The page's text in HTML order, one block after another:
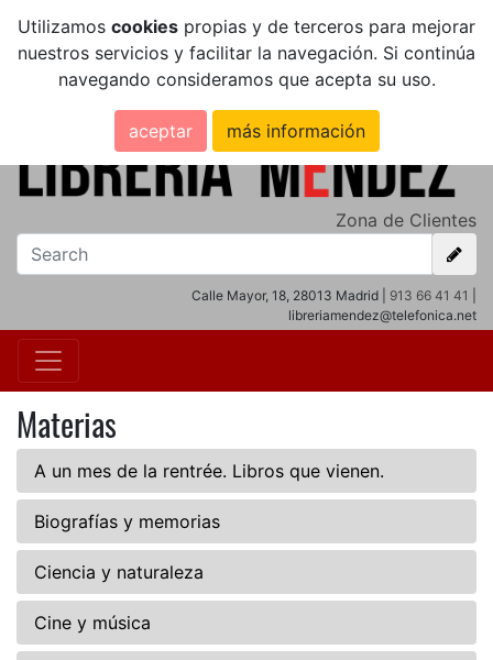
Utilizamos cookies propias y de terceros para mejorar
nuestros servicios y facilitar la navegación. Si continúa
navegando consideramos que acepta su uso.
aceptar más información
Zona de Clientes
Calle Mayor, 18, 28013 Madrid | 913 66 41 41
libreriamendez@telefonica.net
Materias
A un mes de la rentrée. Libros que vienen.
Biografías y memorias
Ciencia y naturaleza
Cine y música